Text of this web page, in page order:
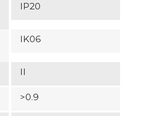
IP20
IK06
II
>0.9